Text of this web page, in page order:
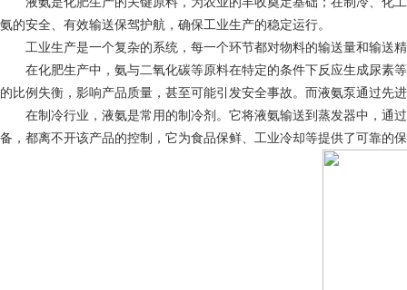
氨的安全、有效输送保驾护航，确保工业生产的稳定运行。
工业生产是一个复杂的系统，每一个环节都对物料的输送量和输送
在化肥生产中，氨与二氧化碳等原料在特定的条件下反应生成尿素
的比例失衡，影响产品质量，甚至可能引发安全事故。而液氨泵通过先
在制冷行业，液氨是常用的制冷剂。它将液氨输送到蒸发器中，通
备，都离不开该产品的控制，它为食品保鲜、工业冷却等提供了可靠的